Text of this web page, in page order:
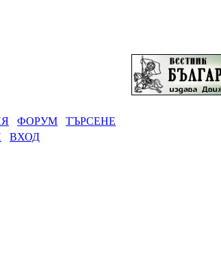
ФОРУМ
ТЪРСЕНЕ
ВХОД